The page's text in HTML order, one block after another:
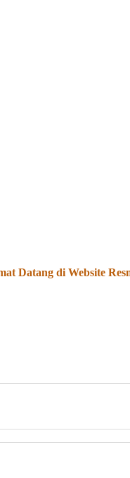
Datang di Website